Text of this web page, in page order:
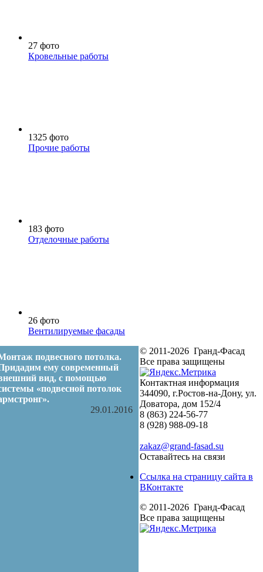
27 фото
Кровельные работы
1325 фото
Прочие работы
183 фото
Отделочные работы
26 фото
Вентилируемые фасады
подвесного потолка.
ему современный
вид, с помощью
«подвесной потолок
29.01.2016
© 2011-2026 Гранд-Фасад
Все права защищены
Контактная информация
344090, г.Ростов-на-Дону, ул.
Доватора, дом 152/4
8 (863) 224-56-77
8 (928) 988-09-18
zakaz@grand-fasad.su
Оставайтесь на связи
Ссылка на страницу сайта в
ВКонтакте
© 2011-2026 Гранд-Фасад
Все права защищены